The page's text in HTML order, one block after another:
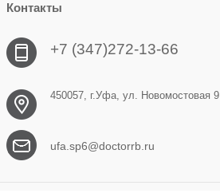
Контакты
+7 (347)272-13-66
450057, г.Уфа, ул. Новомостовая 9
ufa.sp6@doctorrb.ru